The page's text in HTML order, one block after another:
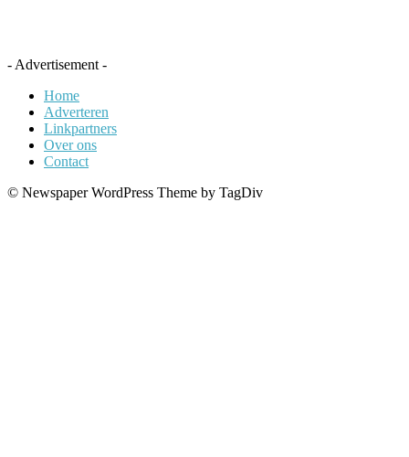
- Advertisement -
Home
Adverteren
Linkpartners
Over ons
Contact
© Newspaper WordPress Theme by TagDiv